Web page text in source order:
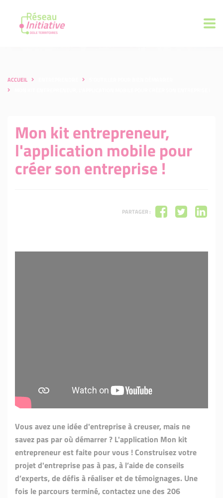
ACCUEIL
Mon kit entrepreneur,
l'application mobile pour
créer son entreprise !
PARTAGER :
Vous avez une idée d'entreprise à creuser, mais ne
savez pas par où démarrer ? L'application Mon kit
entrepreneur est faite pour vous ! Construisez votre
projet d'entreprise pas à pas, à l’aide de conseils
d’experts, de défis à réaliser et de témoignages. Une
fois le parcours terminé, contactez une des 206